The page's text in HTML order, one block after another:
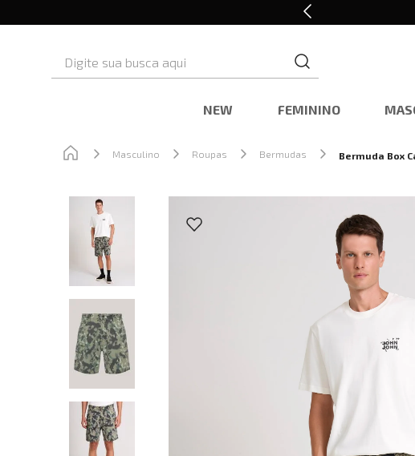
NEW FEMININO
Masculino Roupas Bermudas Bermuda Box